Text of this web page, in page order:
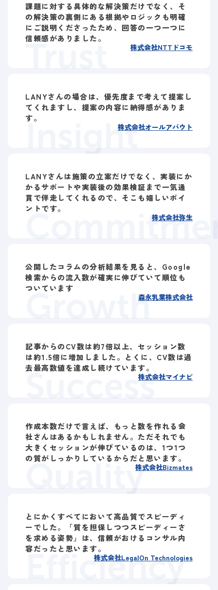
課題に対する具体的な解決策だけでなく、そ
の解決策の裏側にある根拠やロジックも明確
にご説明くださったため、回答の一つ一つに
信頼感がありました。
株式会社NTTドコモ
Insight
LANYさんの場合は、優先度まで考えて提案し
てくれますし、提案の内容に納得感がありま
す。
株式会社オールアバウト
LANYさんは施策の立案だけでなく、実装にか
かるサポートや実装後の効果検証まで一気通
貫で伴走してくれるので、そこも嬉しいポイ
ントです。
株式会社弥生
Growth
公開したコラムの分析結果を見ると、Google
検索からの流入数が確実に伸びていて順位も
ついています
森永乳業株式会社
Success
記事からのCV数は約7倍以上、セッション数
は約1.5倍に増加しました。とくに、CV数は過
去最高数値を達成し続けています。
株式会社マイナビ
Quality
作成本数だけで言えば、もっと数を作れる会
社さんはあるかもしれません。ただそれでも
大きくセッションが伸びているのは、1つ1つ
の質がしっかりしているからだと思います。
株式会社Bizmates
Efficiency
とにかくすべてにおいて高品質でスピーディ
ーでした。「質を担保しつつスピーディーさ
を求める姿勢」は、信頼がおけるコンサル内
容だったと思います。
株式会社LegalOn Technologies